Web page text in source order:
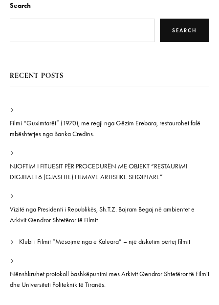
Search
SEARCH
RECENT POSTS
Filmi “Guximtarët” (1970), me regji nga Gëzim Erebara, restaurohet falë
mbështetjes nga Banka Credins.
NJOFTIM I FITUESIT PËR PROCEDURËN ME OBJEKT “RESTAURIMI
DIGJITAL I 6 (GJASHTË) FILMAVE ARTISTIKË SHQIPTARË”
Vizitë nga Presidenti i Republikës, Sh.T.Z. Bajram Begaj në ambientet e
Arkivit Qendror Shtetëror të Filmit
Klubi i Filmit “Mësojmë nga e Kaluara” – një diskutim përtej filmit
Nënshkruhet protokoll bashkëpunimi mes Arkivit Qendror Shtetëror të Filmit
dhe Universiteti Politeknik të Tiranës.